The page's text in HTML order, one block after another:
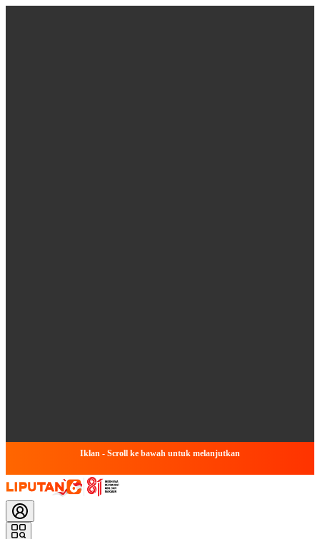
Iklan - Scroll ke bawah untuk melanjutkan